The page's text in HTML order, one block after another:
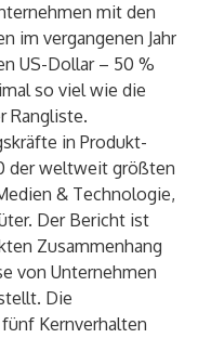
mit den
im vergangenen Jahr
US-Dollar – 50 %
so viel wie die
Rangliste.
in Produkt-
der weltweit größten
& Technologie,
Der Bericht ist
Zusammenhang
von Unternehmen
Die
Kernverhalten